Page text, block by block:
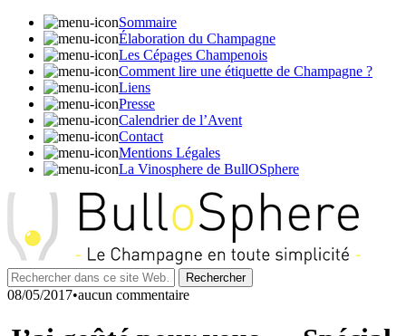
Sommaire
Élaboration du Champagne
Les Cépages Champenois
Comment lire une étiquette de Champagne ?
Liens
Presse
Calendrier de l’Avent
Contact
Mentions Légales
La Vinosphere de BullOSphere
08/05/2017•aucun commentaire